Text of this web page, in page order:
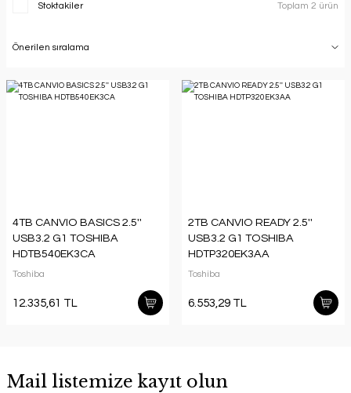
Stoktakiler Toplam 2 ürün
4TB CANVIO BASICS 2.5''
USB3.2 G1 TOSHIBA
HDTB540EK3CA
Toshiba
12.335,61 TL
2TB CANVIO READY 2.5''
USB3.2 G1 TOSHIBA
HDTP320EK3AA
Toshiba
6.553,29 TL
Mail listemize kayıt olun